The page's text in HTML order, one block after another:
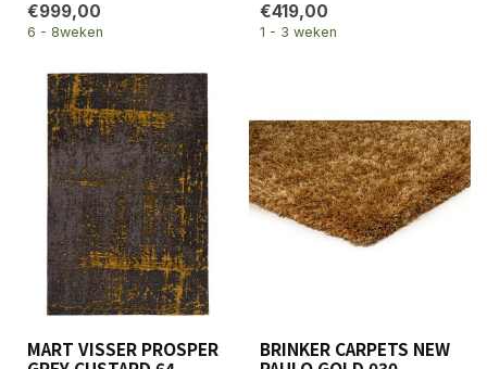
€999,00
6 - 8weken
€419,00
1 - 3 weken
MART VISSER PROSPER
BRINKER CARPETS NEW